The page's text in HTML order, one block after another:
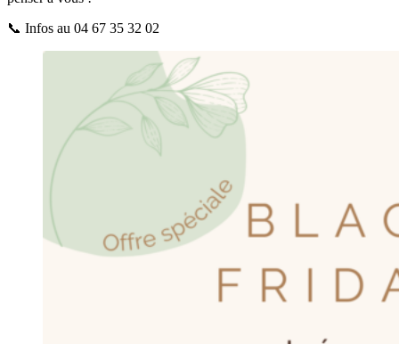
📞 Infos au 04 67 35 32 02